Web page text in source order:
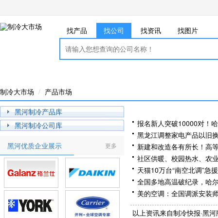
找产品 找公司 找资讯 找图片
制冷大市场 产品市场
黑河制冷产品库
黑河制冷公司库
更多
黑河优质企业展示
报名新人突破10000对！
黑龙江调整家电产品以旧
新建和改造各有所长！高
社区供暖、校园热水、农
天猫10万台“南空北调”急援
全国多地高温破纪录，哈
美的空调：全国调派安装
以上资讯来自制冷快报·黑河